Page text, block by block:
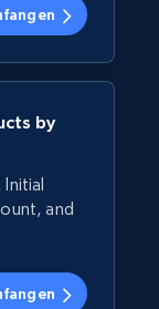
by
Initial
and